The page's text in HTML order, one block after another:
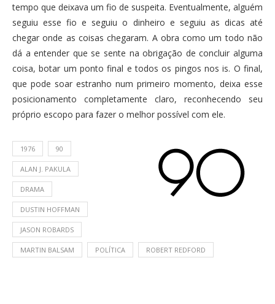
tempo que deixava um fio de suspeita. Eventualmente, alguém
seguiu esse fio e seguiu o dinheiro e seguiu as dicas até
chegar onde as coisas chegaram. A obra como um todo não
dá a entender que se sente na obrigação de concluir alguma
coisa, botar um ponto final e todos os pingos nos is. O final,
que pode soar estranho num primeiro momento, deixa esse
posicionamento completamente claro, reconhecendo seu
próprio escopo para fazer o melhor possível com ele.
1976 90
ALAN J. PAKULA
DRAMA
DUSTIN HOFFMAN
JASON ROBARDS
MARTIN BALSAM POLÍTICA ROBERT REDFORD